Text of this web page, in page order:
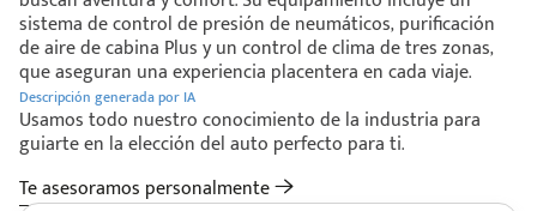
sistema de control de presión de neumáticos, purificación
de aire de cabina Plus y un control de clima de tres zonas,
que aseguran una experiencia placentera en cada viaje.
Descripción generada por IA
Usamos todo nuestro conocimiento de la industria para
guiarte en la elección del auto perfecto para ti.
Te asesoramos personalmente